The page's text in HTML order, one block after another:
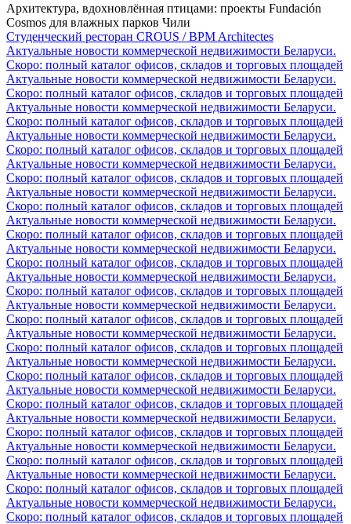
Архитектура, вдохновлённая птицами: проекты Fundación
Cosmos для влажных парков Чили
Студенческий ресторан CROUS / BPM Architectes
Актуальные новости коммерческой недвижимости Беларуси.
Скоро: полный каталог офисов, складов и торговых площадей
Актуальные новости коммерческой недвижимости Беларуси.
Скоро: полный каталог офисов, складов и торговых площадей
Актуальные новости коммерческой недвижимости Беларуси.
Скоро: полный каталог офисов, складов и торговых площадей
Актуальные новости коммерческой недвижимости Беларуси.
Скоро: полный каталог офисов, складов и торговых площадей
Актуальные новости коммерческой недвижимости Беларуси.
Скоро: полный каталог офисов, складов и торговых площадей
Актуальные новости коммерческой недвижимости Беларуси.
Скоро: полный каталог офисов, складов и торговых площадей
Актуальные новости коммерческой недвижимости Беларуси.
Скоро: полный каталог офисов, складов и торговых площадей
Актуальные новости коммерческой недвижимости Беларуси.
Скоро: полный каталог офисов, складов и торговых площадей
Актуальные новости коммерческой недвижимости Беларуси.
Скоро: полный каталог офисов, складов и торговых площадей
Актуальные новости коммерческой недвижимости Беларуси.
Скоро: полный каталог офисов, складов и торговых площадей
Актуальные новости коммерческой недвижимости Беларуси.
Скоро: полный каталог офисов, складов и торговых площадей
Актуальные новости коммерческой недвижимости Беларуси.
Скоро: полный каталог офисов, складов и торговых площадей
Актуальные новости коммерческой недвижимости Беларуси.
Скоро: полный каталог офисов, складов и торговых площадей
Актуальные новости коммерческой недвижимости Беларуси.
Скоро: полный каталог офисов, складов и торговых площадей
Актуальные новости коммерческой недвижимости Беларуси.
Скоро: полный каталог офисов, складов и торговых площадей
Актуальные новости коммерческой недвижимости Беларуси.
Скоро: полный каталог офисов, складов и торговых площадей
Актуальные новости коммерческой недвижимости Беларуси.
Скоро: полный каталог офисов, складов и торговых площадей